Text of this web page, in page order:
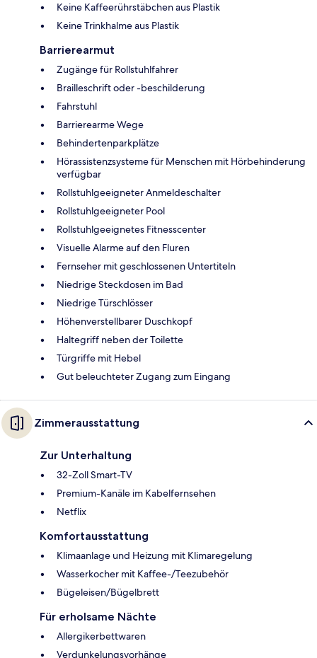
Keine Kaffeerührstäbchen aus Plastik
Keine Trinkhalme aus Plastik
Barrierearmut
Zugänge für Rollstuhlfahrer
Brailleschrift oder -beschilderung
Fahrstuhl
Barrierearme Wege
Behindertenparkplätze
Hörassistenzsysteme für Menschen mit Hörbehinderung
verfügbar
Rollstuhlgeeigneter Anmeldeschalter
Rollstuhlgeeigneter Pool
Rollstuhlgeeignetes Fitnesscenter
Visuelle Alarme auf den Fluren
Fernseher mit geschlossenen Untertiteln
Niedrige Steckdosen im Bad
Niedrige Türschlösser
Höhenverstellbarer Duschkopf
Haltegriff neben der Toilette
Türgriffe mit Hebel
Gut beleuchteter Zugang zum Eingang
Zimmerausstattung
Zur Unterhaltung
32-Zoll Smart-TV
Premium-Kanäle im Kabelfernsehen
Netflix
Komfortausstattung
Klimaanlage und Heizung mit Klimaregelung
Wasserkocher mit Kaffee-/Teezubehör
Bügeleisen/Bügelbrett
Für erholsame Nächte
Allergikerbettwaren
Verdunkelungsvorhänge